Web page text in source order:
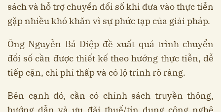
sách và hỗ trợ chuyển đổi số khi đưa vào thực tiễn
gặp nhiều khó khăn vì sự phức tạp của giải pháp.
Ông Nguyễn Bá Diệp đề xuất quá trình chuyển
đổi số cần được thiết kế theo hướng thực tiễn, dễ
tiếp cận, chi phí thấp và có lộ trình rõ ràng.
Bên cạnh đó, cần có chính sách truyền thông,
hướng dẫn và ưu đãi thuế/tín dụng công nghệ